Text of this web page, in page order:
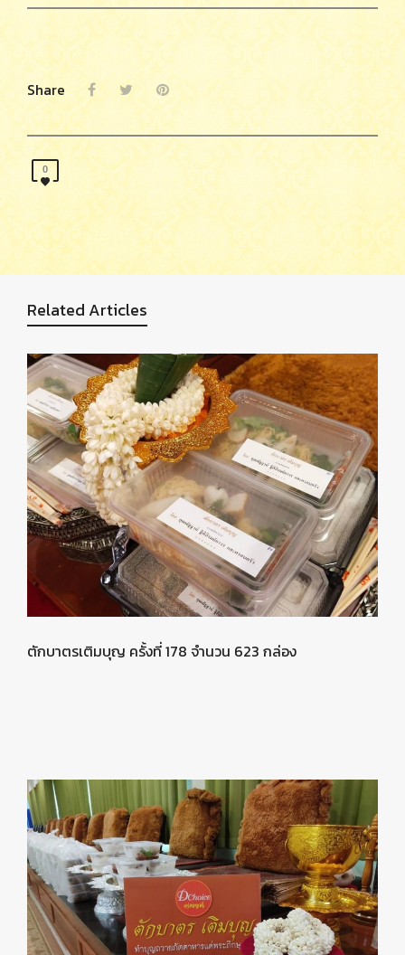
Share
0
Related Articles
ตักบาตรเติมบุญ ครั้งที่ 178 จำนวน 623 กล่อง